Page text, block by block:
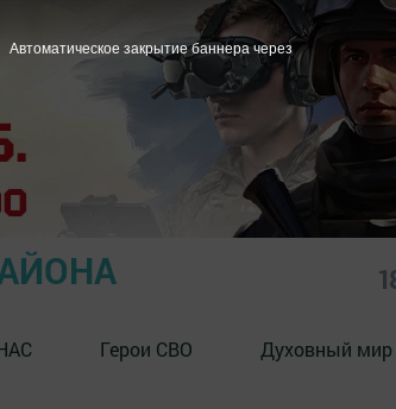
Герои СВО Духовный мир
Автоматическое закрытие баннера через